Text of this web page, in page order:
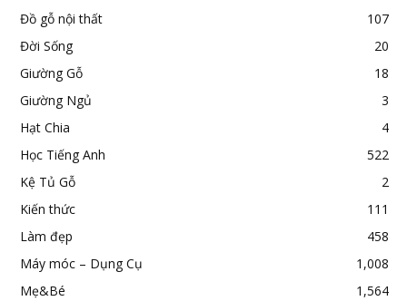
Đồ gỗ nội thất
107
Đời Sống
20
Giường Gỗ
18
Giường Ngủ
3
Hạt Chia
4
Học Tiếng Anh
522
Kệ Tủ Gỗ
2
Kiến thức
111
Làm đẹp
458
Máy móc – Dụng Cụ
1,008
Mẹ&Bé
1,564